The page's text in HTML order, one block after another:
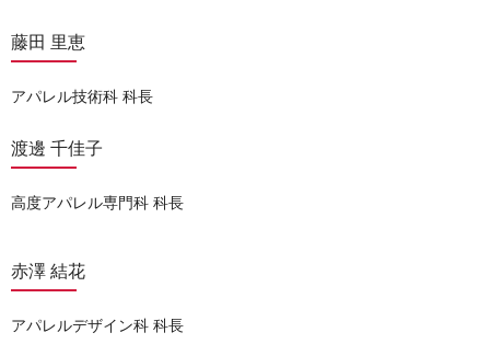
藤田 里恵
アパレル技術科 科長
渡邊 千佳子
高度アパレル専門科 科長
赤澤 結花
アパレルデザイン科 科長